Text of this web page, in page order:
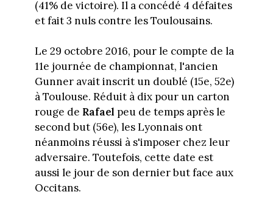
(41% de victoire). Il a concédé 4 défaites
et fait 3 nuls contre les Toulousains.
Le 29 octobre 2016, pour le compte de la
11e journée de championnat, l'ancien
Gunner avait inscrit un doublé (15e, 52e)
à Toulouse. Réduit à dix pour un carton
rouge de Rafael peu de temps après le
second but (56e), les Lyonnais ont
néanmoins réussi à s'imposer chez leur
adversaire. Toutefois, cette date est
aussi le jour de son dernier but face aux
Occitans.